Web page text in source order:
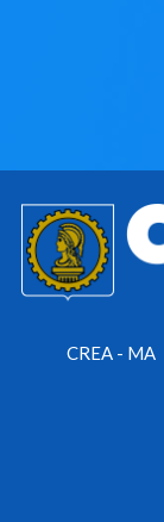
CREA -